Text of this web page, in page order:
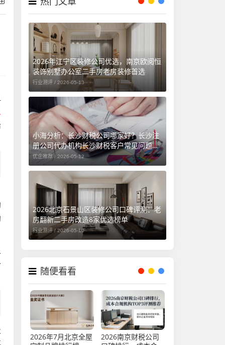
2026年江宁区装修公司优选，南京欧阅恒
装饰别墅办公室二手房老房装修首选
行业测评 / 2026-05-13
小海分析：长沙财税公司哪家好？长沙注
册公司代办机构长沙财税客户常见问题汇
总（长沙勤和财务专属解答）
优企推荐 / 2026-05-12
2026北京石景山区装修公司口碑评测：老
房翻新二手房改造8家优选榜单
行业测评 /2026-05-10
随便看看
2026年7月北京全屋
2026南京财税公司